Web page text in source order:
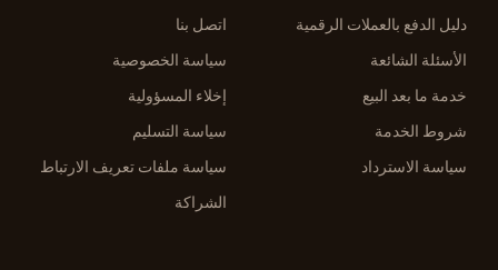
دليل الدفع بالعملات الرقمية
الأسئلة الشائعة
خدمة ما بعد البيع
شروط الخدمة
سياسة الاسترداد
اتصل بنا
سياسة الخصوصية
إخلاء المسؤولية
سياسة التسليم
سياسة ملفات تعريف الارتباط
الشراكة